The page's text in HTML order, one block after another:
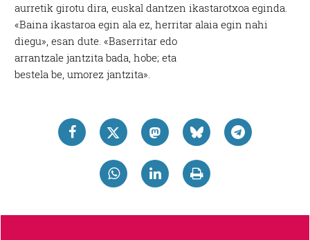
aurretik girotu dira, euskal dantzen ikastarotxoa eginda.
«Baina ikastaroa egin ala ez, herritaralaia egin nahi
diegu», esan dute. «Baserritar edo
arrantzale jantzita bada, hobe; eta
bestela be, umorez jantzita».